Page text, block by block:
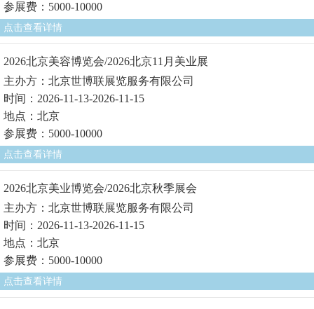
参展费：5000-10000
点击查看详情
2026北京美容博览会/2026北京11月美业展
主办方：北京世博联展览服务有限公司
时间：2026-11-13-2026-11-15
地点：北京
参展费：5000-10000
点击查看详情
2026北京美业博览会/2026北京秋季展会
主办方：北京世博联展览服务有限公司
时间：2026-11-13-2026-11-15
地点：北京
参展费：5000-10000
点击查看详情